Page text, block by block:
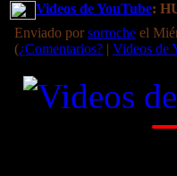
Videos de YouTube:
Enviado por sorroche el
(¿Comentarios? | Videos de